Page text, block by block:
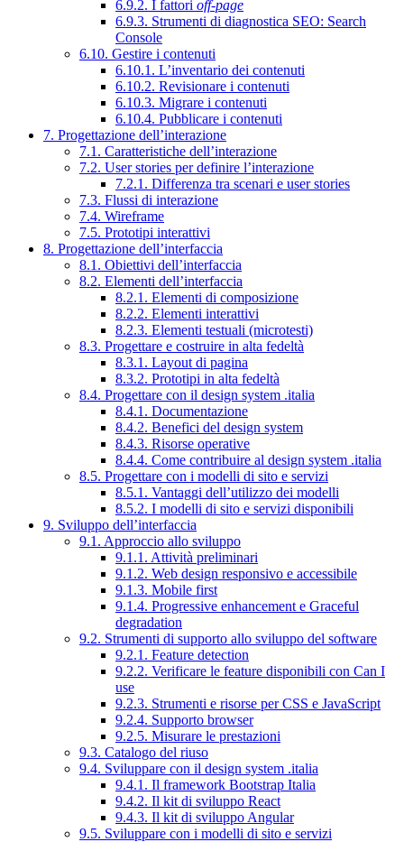
6.9.2. I fattori off-page
6.9.3. Strumenti di diagnostica SEO: Search
Console
6.10. Gestire i contenuti
6.10.1. L’inventario dei contenuti
6.10.2. Revisionare i contenuti
6.10.3. Migrare i contenuti
6.10.4. Pubblicare i contenuti
7. Progettazione dell’interazione
7.1. Caratteristiche dell’interazione
7.2. User stories per definire l’interazione
7.2.1. Differenza tra scenari e user stories
7.3. Flussi di interazione
7.4. Wireframe
7.5. Prototipi interattivi
8. Progettazione dell’interfaccia
8.1. Obiettivi dell’interfaccia
8.2. Elementi dell’interfaccia
8.2.1. Elementi di composizione
8.2.2. Elementi interattivi
8.2.3. Elementi testuali (microtesti)
8.3. Progettare e costruire in alta fedeltà
8.3.1. Layout di pagina
8.3.2. Prototipi in alta fedeltà
8.4. Progettare con il design system .italia
8.4.1. Documentazione
8.4.2. Benefici del design system
8.4.3. Risorse operative
8.4.4. Come contribuire al design system .italia
8.5. Progettare con i modelli di sito e servizi
8.5.1. Vantaggi dell’utilizzo dei modelli
8.5.2. I modelli di sito e servizi disponibili
9. Sviluppo dell’interfaccia
9.1. Approccio allo sviluppo
9.1.1. Attività preliminari
9.1.2. Web design responsivo e accessibile
9.1.3. Mobile first
9.1.4. Progressive enhancement e Graceful
degradation
9.2. Strumenti di supporto allo sviluppo del software
9.2.1. Feature detection
9.2.2. Verificare le feature disponibili con Can I
use
9.2.3. Strumenti e risorse per CSS e JavaScript
9.2.4. Supporto browser
9.2.5. Misurare le prestazioni
9.3. Catalogo del riuso
9.4. Sviluppare con il design system .italia
9.4.1. Il framework Bootstrap Italia
9.4.2. Il kit di sviluppo React
9.4.3. Il kit di sviluppo Angular
9.5. Sviluppare con i modelli di sito e servizi